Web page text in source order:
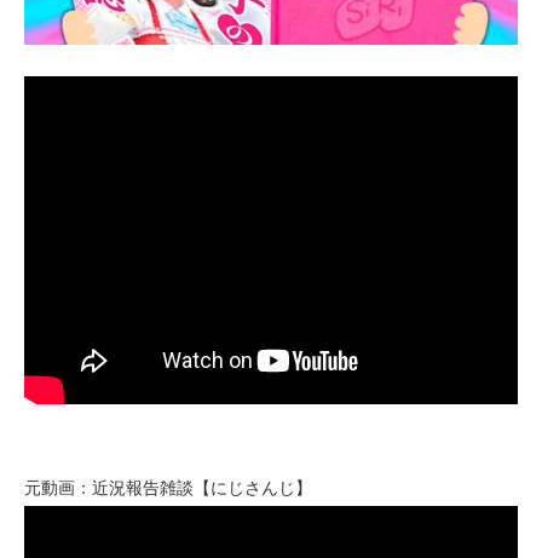
元動画：近況報告雑談【にじさんじ】